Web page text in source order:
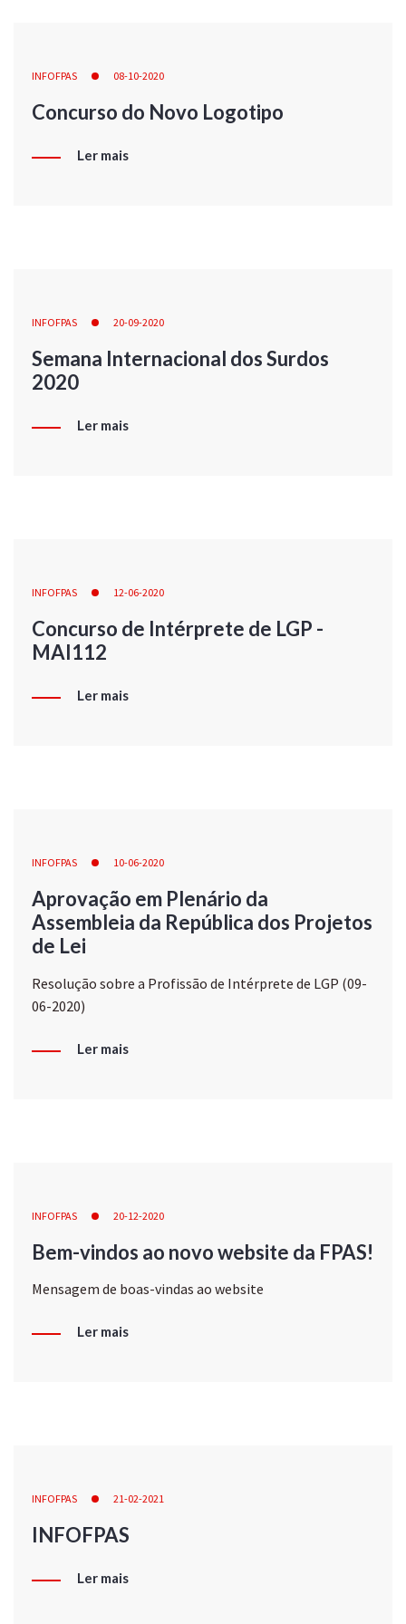
INFOFPAS 08-10-2020
Concurso do Novo Logotipo
Ler mais
INFOFPAS 20-09-2020
Semana Internacional dos Surdos
2020
Ler mais
INFOFPAS 12-06-2020
Concurso de Intérprete de LGP -
MAI112
Ler mais
INFOFPAS 10-06-2020
Aprovação em Plenário da
Assembleia da República dos Projetos
de Lei
Resolução sobre a Profissão de Intérprete de LGP (09-
06-2020)
Ler mais
INFOFPAS 20-12-2020
Bem-vindos ao novo website da FPAS!
Mensagem de boas-vindas ao website
Ler mais
INFOFPAS 21-02-2021
INFOFPAS
Ler mais